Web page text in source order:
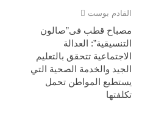
القادم بوست
مصباح قطب فى”صالون
التنسيقية”: العدالة
الاجتماعية تتحقق بالتعليم
الجيد والخدمة الصحية التي
يستطيع المواطن تحمل
تكلفتها